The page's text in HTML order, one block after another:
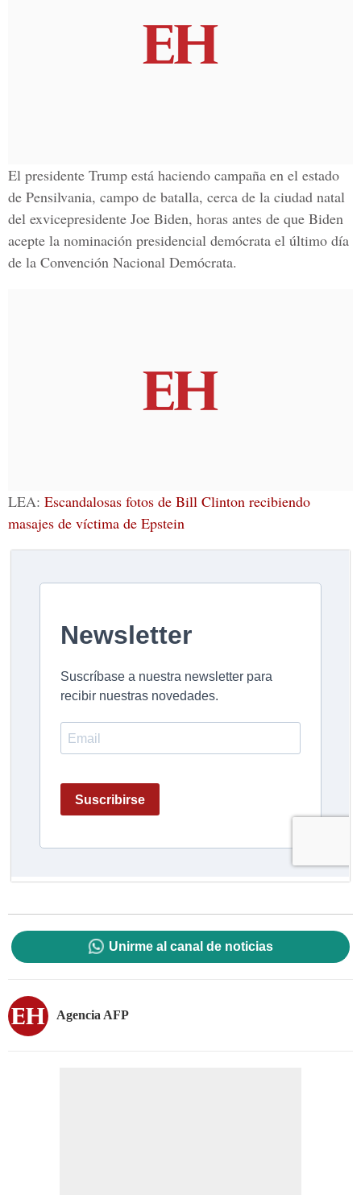
El presidente Trump está haciendo campaña en el estado
de Pensilvania, campo de batalla, cerca de la ciudad natal
del exvicepresidente Joe Biden, horas antes de que Biden
acepte la nominación presidencial demócrata el último día
de la Convención Nacional Demócrata.
LEA: Escandalosas fotos de Bill Clinton recibiendo
masajes de víctima de Epstein
Unirme al canal de noticias
Agencia AFP